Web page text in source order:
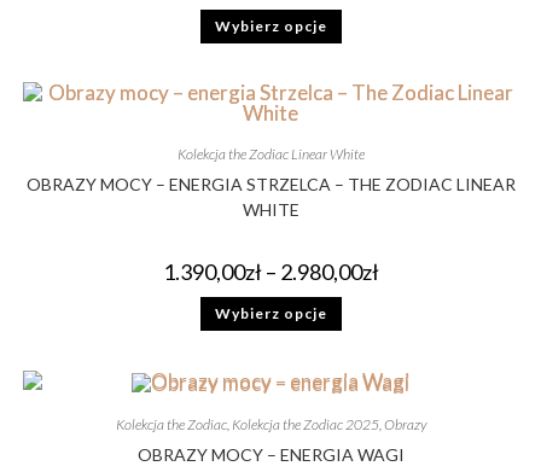
Wybierz opcje
Kolekcja the Zodiac Linear White
OBRAZY MOCY – ENERGIA STRZELCA – THE ZODIAC LINEAR
WHITE
1.390,00zł – 2.980,00zł
Wybierz opcje
Kolekcja the Zodiac, Kolekcja the Zodiac 2025, Obrazy
OBRAZY MOCY – ENERGIA WAGI